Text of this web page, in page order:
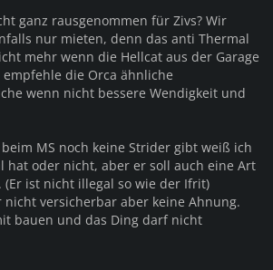
ganz rausgenommen für Zivs? Wir
nur mieten, denn das anti Thermal
mehr wenn die Hellcat aus der Garage
die Orca ähnliche
wenn nicht bessere Wendigkeit und
MS noch keine Strider gibt weiß ich
hat oder nicht, aber er soll auch eine Art
(Er ist nicht illegal so wie der Ifrit)
nicht versicherbar aber keine Ahnung.
bauen und das Ding darf nicht